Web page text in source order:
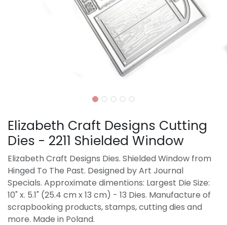
Elizabeth Craft Designs Cutting
Dies - 2211 Shielded Window
Elizabeth Craft Designs Dies. Shielded Window from
Hinged To The Past. Designed by Art Journal
Specials. Approximate dimentions: Largest Die Size:
10" x. 5.1" (25.4 cm x 13 cm) - 13 Dies. Manufacture of
scrapbooking products, stamps, cutting dies and
more. Made in Poland.